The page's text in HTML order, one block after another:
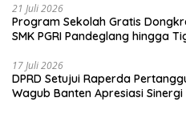
21 Juli 2026
Program Sekolah Gratis
SMK PGRI Pandeglang hingga
17 Juli 2026
DPRD Setujui Raperda
Wagub Banten Apresiasi